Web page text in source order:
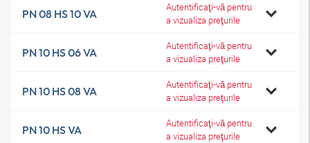
PN 08 HS 10 VA
Autentificaţi-vă pentru
a vizualiza preţurile
PN 10 HS 06 VA
Autentificaţi-vă pentru
a vizualiza preţurile
PN 10 HS 08 VA
Autentificaţi-vă pentru
a vizualiza preţurile
PN 10 HS VA
Autentificaţi-vă pentru
a vizualiza preţurile